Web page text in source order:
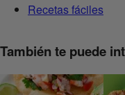
Recetas fáciles
También te puede